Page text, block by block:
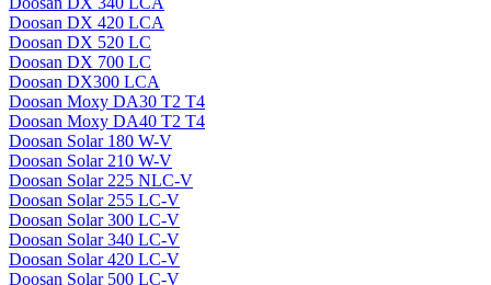
Doosan DX 420 LCA
Doosan DX 520 LC
Doosan DX 700 LC
Doosan DX300 LCA
Doosan Moxy DA30 T2 T4
Doosan Moxy DA40 T2 T4
Doosan Solar 180 W-V
Doosan Solar 210 W-V
Doosan Solar 225 NLC-V
Doosan Solar 255 LC-V
Doosan Solar 300 LC-V
Doosan Solar 340 LC-V
Doosan Solar 420 LC-V
Doosan Solar 500 LC-V